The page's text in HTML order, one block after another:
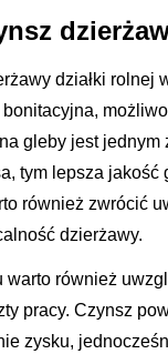
działki
gleby jest
tym lepsza
również zwrócić
dzierżawy.
warto również
pracy. Czynsz
zysku,